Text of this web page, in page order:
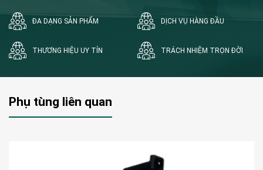
ĐA DẠNG SẢN PHẨM DỊCH VỤ HÀNG ĐẦU
THƯƠNG HIỆU UY TÍN TRÁCH NHIỆM TRỌN ĐỜI
Phụ tùng liên quan